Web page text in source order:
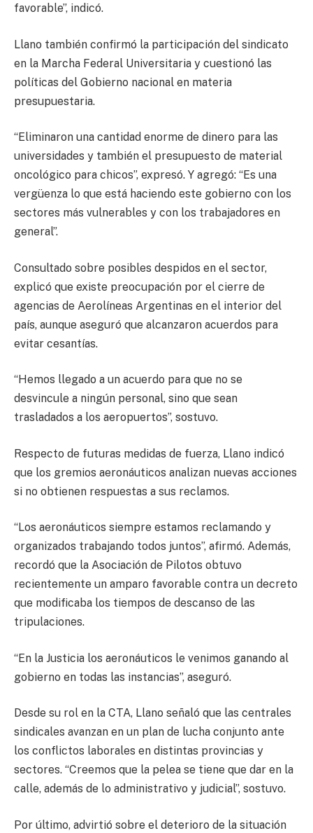
favorable”, indicó.
Llano también confirmó la participación del sindicato
en la Marcha Federal Universitaria y cuestionó las
políticas del Gobierno nacional en materia
presupuestaria.
“Eliminaron una cantidad enorme de dinero para las
universidades y también el presupuesto de material
oncológico para chicos”, expresó. Y agregó: “Es una
vergüenza lo que está haciendo este gobierno con los
sectores más vulnerables y con los trabajadores en
general”.
Consultado sobre posibles despidos en el sector,
explicó que existe preocupación por el cierre de
agencias de Aerolíneas Argentinas en el interior del
país, aunque aseguró que alcanzaron acuerdos para
evitar cesantías.
“Hemos llegado a un acuerdo para que no se
desvincule a ningún personal, sino que sean
trasladados a los aeropuertos”, sostuvo.
Respecto de futuras medidas de fuerza, Llano indicó
que los gremios aeronáuticos analizan nuevas acciones
si no obtienen respuestas a sus reclamos.
“Los aeronáuticos siempre estamos reclamando y
organizados trabajando todos juntos”, afirmó. Además,
recordó que la Asociación de Pilotos obtuvo
recientemente un amparo favorable contra un decreto
que modificaba los tiempos de descanso de las
tripulaciones.
“En la Justicia los aeronáuticos le venimos ganando al
gobierno en todas las instancias”, aseguró.
Desde su rol en la CTA, Llano señaló que las centrales
sindicales avanzan en un plan de lucha conjunto ante
los conflictos laborales en distintas provincias y
sectores. “Creemos que la pelea se tiene que dar en la
calle, además de lo administrativo y judicial”, sostuvo.
Por último, advirtió sobre el deterioro de la situación